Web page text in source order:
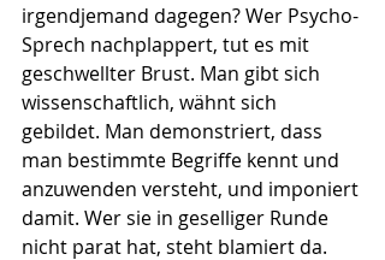
irgendjemand dagegen? Wer Psycho-
Sprech nachplappert, tut es mit
geschwellter Brust. Man gibt sich
wissenschaftlich, wähnt sich
gebildet. Man demonstriert, dass
man bestimmte Begriffe kennt und
anzuwenden versteht, und imponiert
damit. Wer sie in geselliger Runde
nicht parat hat, steht blamiert da.